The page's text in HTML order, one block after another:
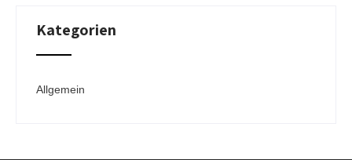
Kategorien
Allgemein